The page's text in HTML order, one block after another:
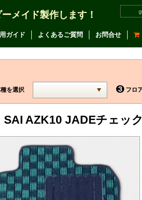
メイド製作します！
ガイド よくあるご質問 お問合せ
を選択 フロ
SAI AZK10 JADEチェッ